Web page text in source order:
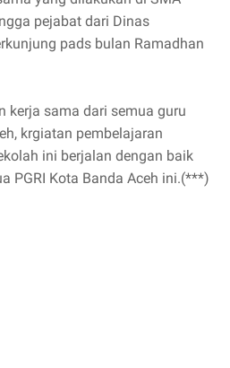
pejabat dari Dinas
pads bulan Ramadhan
kerja sama dari semua guru
krgiatan pembelajaran
ini berjalan dengan baik
PGRI Kota Banda Aceh ini.(***)